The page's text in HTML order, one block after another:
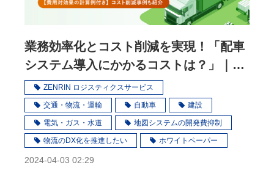
業務効率化とコスト削減を実現！「配車
システム導入にかかるコストは？」｜
WPZENRIN ロジスティクスサービス
交通・物流・運輸 自動車 建設
電気・ガス・水道 地図システムの開発費抑制
物流のDX化を推進したい ホワイトペーパー
2024-04-03 02:29